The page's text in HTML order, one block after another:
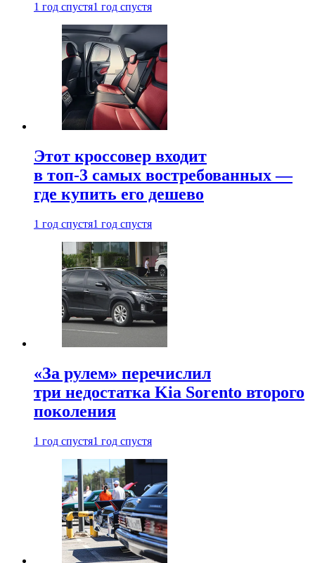
1 год спустя1 год спустя
Этот кроссовер входит
в топ-3 самых востребованных —
где купить его дешево
1 год спустя1 год спустя
«За рулем» перечислил
три недостатка Kia Sorento второго
поколения
1 год спустя1 год спустя